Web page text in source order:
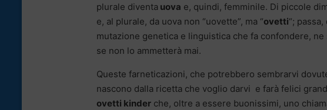
plurale diventa uova e, quindi, femminile. Di piccole
e, al plurale, da uova non “uovette”, ma “ovetti“;
mutazione genetica e linguistica che fa confondere,
se non lo ammetterà mai.
Queste farneticazioni, che potrebbero sembrarvi
nascono dalla ricetta che voglio darvi e farà felici
ovetti kinder che, oltre a essere buonissimi, uno